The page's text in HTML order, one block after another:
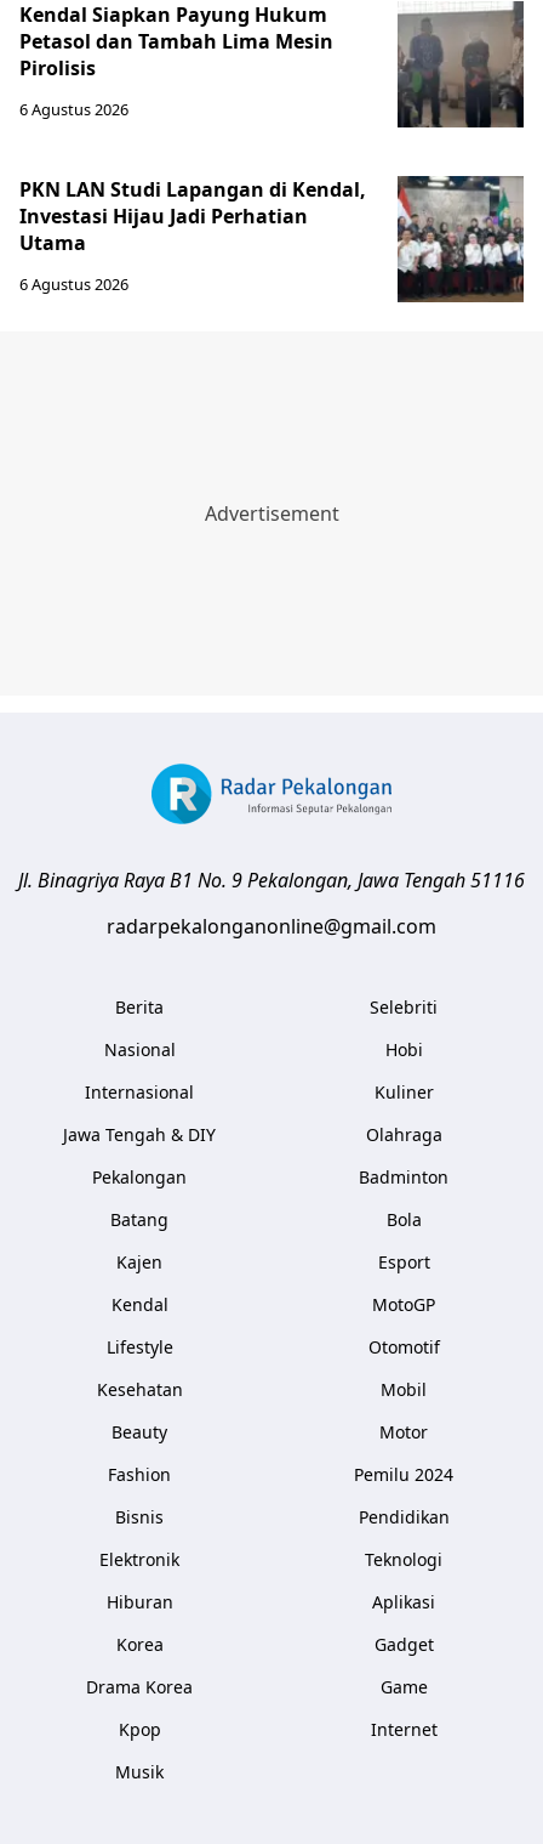
Kendal Siapkan Payung Hukum
Petasol dan Tambah Lima Mesin
Pirolisis
6 Agustus 2026
PKN LAN Studi Lapangan di Kendal,
Investasi Hijau Jadi Perhatian
Utama
6 Agustus 2026
Jl. Binagriya Raya B1 No. 9Pekalongan, Jawa Tengah51116
radarpekalonganonline@gmail.com
Berita
Nasional
Internasional
Jawa Tengah & DIY
Pekalongan
Batang
Kajen
Kendal
Lifestyle
Kesehatan
Beauty
Fashion
Bisnis
Elektronik
Hiburan
Korea
Drama Korea
Kpop
Musik
Selebriti
Hobi
Kuliner
Olahraga
Badminton
Bola
Esport
MotoGP
Otomotif
Mobil
Motor
Pemilu 2024
Pendidikan
Teknologi
Aplikasi
Gadget
Game
Internet